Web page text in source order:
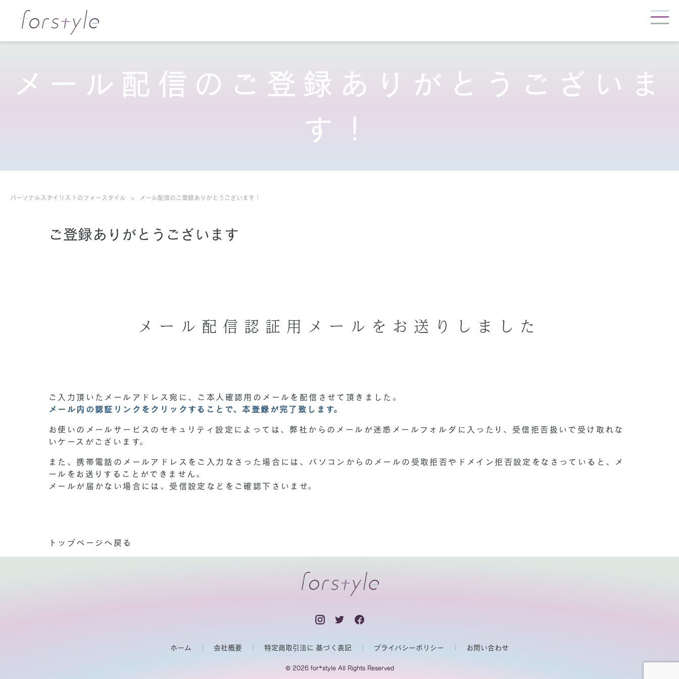
メール配信のご登録ありがとうございま
す！
パーソナルスタイリストのフォースタイル メール配信のご登録ありがとうございます！
ご登録ありがとうございます
メール配信認証用メールをお送りしました
ご入力頂いたメールアドレス宛に、ご本人確認用のメールを配信させて頂きました。
メール内の認証リンクをクリックすることで、本登録が完了致します。
お使いのメールサービスのセキュリティ設定によっては、弊社からのメールが迷惑メールフォルダに入ったり、受信拒否扱いで受け取れな
いケースがございます。
また、携帯電話のメールアドレスをご入力なさった場合には、パソコンからのメールの受取拒否やドメイン拒否設定をなさっていると、メ
ールをお送りすることができません。
メールが届かない場合には、受信設定などをご確認下さいませ。
トップページへ戻る
ホーム 会社概要 特定商取引法に 基づく表記 プライバシーポリシー お問い合わせ
© 2026 for*style All Rights Reserved